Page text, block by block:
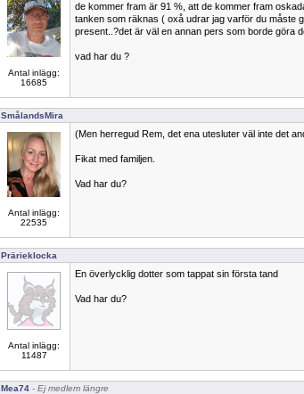
Antal inlägg:
16685
de kommer fram är 91 %, att de kommer fram
tanken som räknas ( oxå udrar jag varför du måste
present..?det är väl en annan pers som borde göra
vad har du ?
SmålandsMira
Antal inlägg:
22535
(Men herregud Rem, det ena utesluter väl inte det
Fikat med familjen.
Vad har du?
Prärieklocka
Antal inlägg:
11487
En överlycklig dotter som tappat sin första tand
Vad har du?
Mea74 - Ej medlem längre